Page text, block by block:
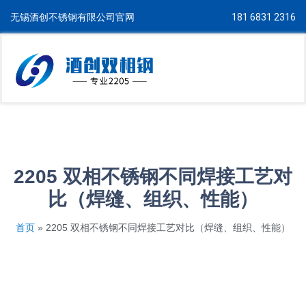
无锡酒创不锈钢有限公司官网 181 6831 2316
2205 双相不锈钢不同焊接工艺对
比（焊缝、组织、性能）
首页 » 2205 双相不锈钢不同焊接工艺对比（焊缝、组织、性能）